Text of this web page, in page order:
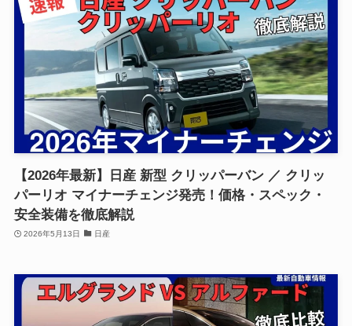
【2026年最新】日産 新型 クリッパーバン ／ クリッ
パーリオ マイナーチェンジ発売！価格・スペック・
安全装備を徹底解説
2026年5月13日 日産